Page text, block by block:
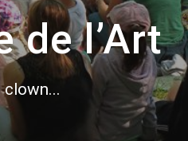
de l’Art
clown...